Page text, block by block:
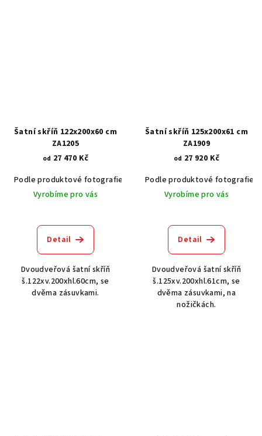
Šatní skříň 122x200x60 cm
ZA1205
od 27 470 Kč
Podle produktové fotografie
Akát vintage BT1551
Dub světlý
Vyrobíme pro vás
Detail
Dvoudveřová šatní skříň
š.122xv.200xhl.60cm, se
dvěma zásuvkami.
Šatní skříň 125x200x61 cm
ZA1909
od 27 920 Kč
Podle produktové fotografie
Vyrobíme pro vás
Detail
Dvoudveřová šatní skříň
š.125xv.200xhl.61cm, se
dvěma zásuvkami, na
nožičkách.